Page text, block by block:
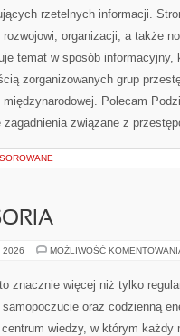
rzetelnych informacji.
organizacji, a także
temat w sposób informacyjny,
zorganizowanych grup
Polecam
zagadnienia związane z
2026 MOŻLIWOŚĆ
znacznie więcej niż tylko
oraz codzienną
wiedzy, w którym każdy